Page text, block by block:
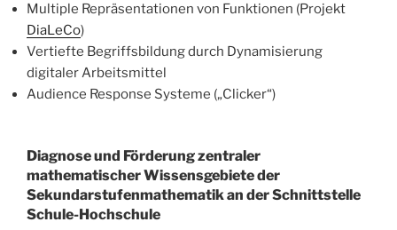
Multiple Repräsentationen von Funktionen (Projekt
DiaLeCo)
Vertiefte Begriffsbildung durch Dynamisierung
digitaler Arbeitsmittel
Audience Response Systeme („Clicker“)
Diagnose und Förderung zentraler
mathematischer Wissensgebiete der
Sekundarstufenmathematik an der Schnittstelle
Schule-Hochschule